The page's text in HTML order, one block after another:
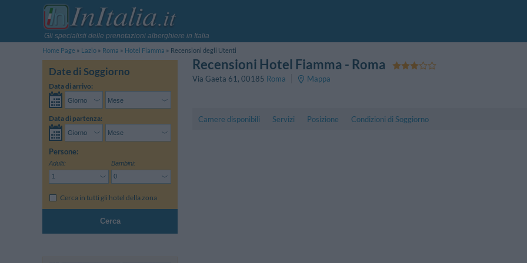
Gli specialisti delle prenotazioni alberghiere in Italia
Home Page
Lazio Roma Hotel Fiamma Recensioni degli Utenti
Date di Soggiorno
Data di arrivo:
Data di partenza:
Persone:
Adulti: Bambini:
Cerca in tutti gli hotel della zona
Cerca
Recensioni Hotel Fiamma - Roma
Via Gaeta 61, 00185 Roma Mappa
Camere disponibili Servizi Posizione Condizioni di Soggiorno